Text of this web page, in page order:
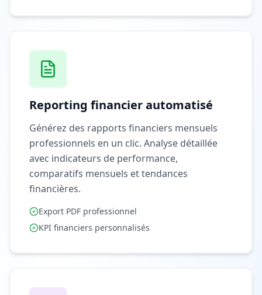
Reporting financier automatisé
Générez des rapports financiers mensuels
professionnels en un clic. Analyse détaillée
avec indicateurs de performance,
comparatifs mensuels et tendances
financières.
Export PDF professionnel
KPI financiers personnalisés